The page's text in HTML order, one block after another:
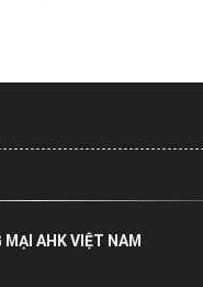
AHK VIỆT NAM